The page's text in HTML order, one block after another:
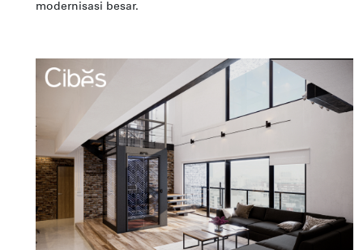
modernisasi besar.